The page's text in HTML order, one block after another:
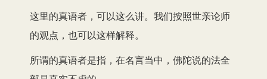
这里的真语者，可以这么讲。我们按照世亲论师
的观点，也可以这样解释。
所谓的真语者是指，在名言当中，佛陀说的法全